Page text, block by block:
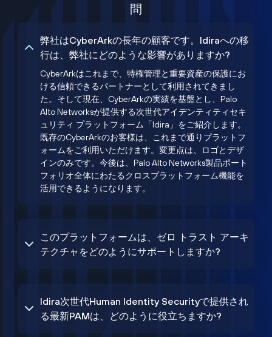
問
弊社はCyberArkの長年の顧客です。Idiraへの移
行は、弊社にどのような影響がありますか?
CyberArkはこれまで、特権管理と重要資産の保護にお
ける信頼できるパートナーとして利用されてきまし
た。そして現在、CyberArkの実績を基盤とし、Palo
Alto Networksが提供する次世代アイデンティティセキ
ュリティ プラットフォーム「Idira」をご紹介します。
既存のCyberArkのお客様は、これまで通りプラットフ
ォームをご利用いただけます。変更点は、ロゴとデザ
インのみです。今後は、Palo Alto Networks製品ポート
フォリオ全体にわたるクロスプラットフォーム機能を
活用できるようになります。
このプラットフォームは、ゼロ トラスト アーキ
テクチャをどのようにサポートしますか?
Idira次世代Human Identity Securityで提供され
る最新PAMは、どのように役立ちますか?